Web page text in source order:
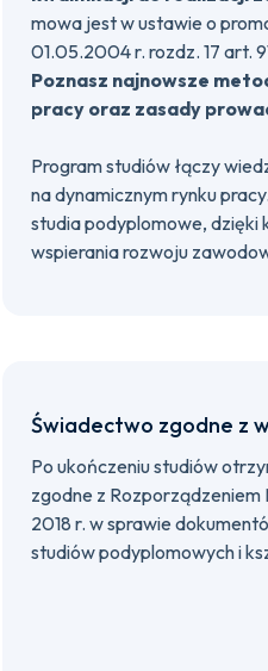
mowa jest w ustawie o
01.05.2004 r. rozdz. 17 art.
Poznasz najnowsze
pracy oraz zasady
Program studiów łączy
na dynamicznym rynku
studia podyplomowe, dzięki
wspierania rozwoju
Świadectwo zgodne z
Po ukończeniu studiów
zgodne z Rozporządzeniem
2018 r. w sprawie
studiów podyplomowych i